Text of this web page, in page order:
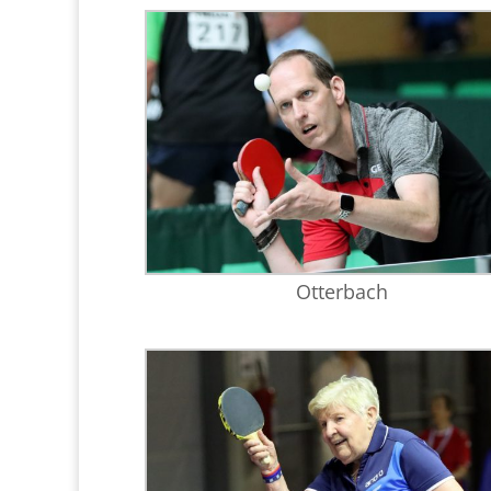
Otterbach